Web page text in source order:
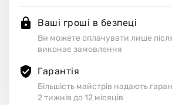
Ваші гроші в безпеці
Ви можете оплачувати лише
виконає замовлення
Гарантія
Більшість майстрів надають
2 тижнів до 12 місяців